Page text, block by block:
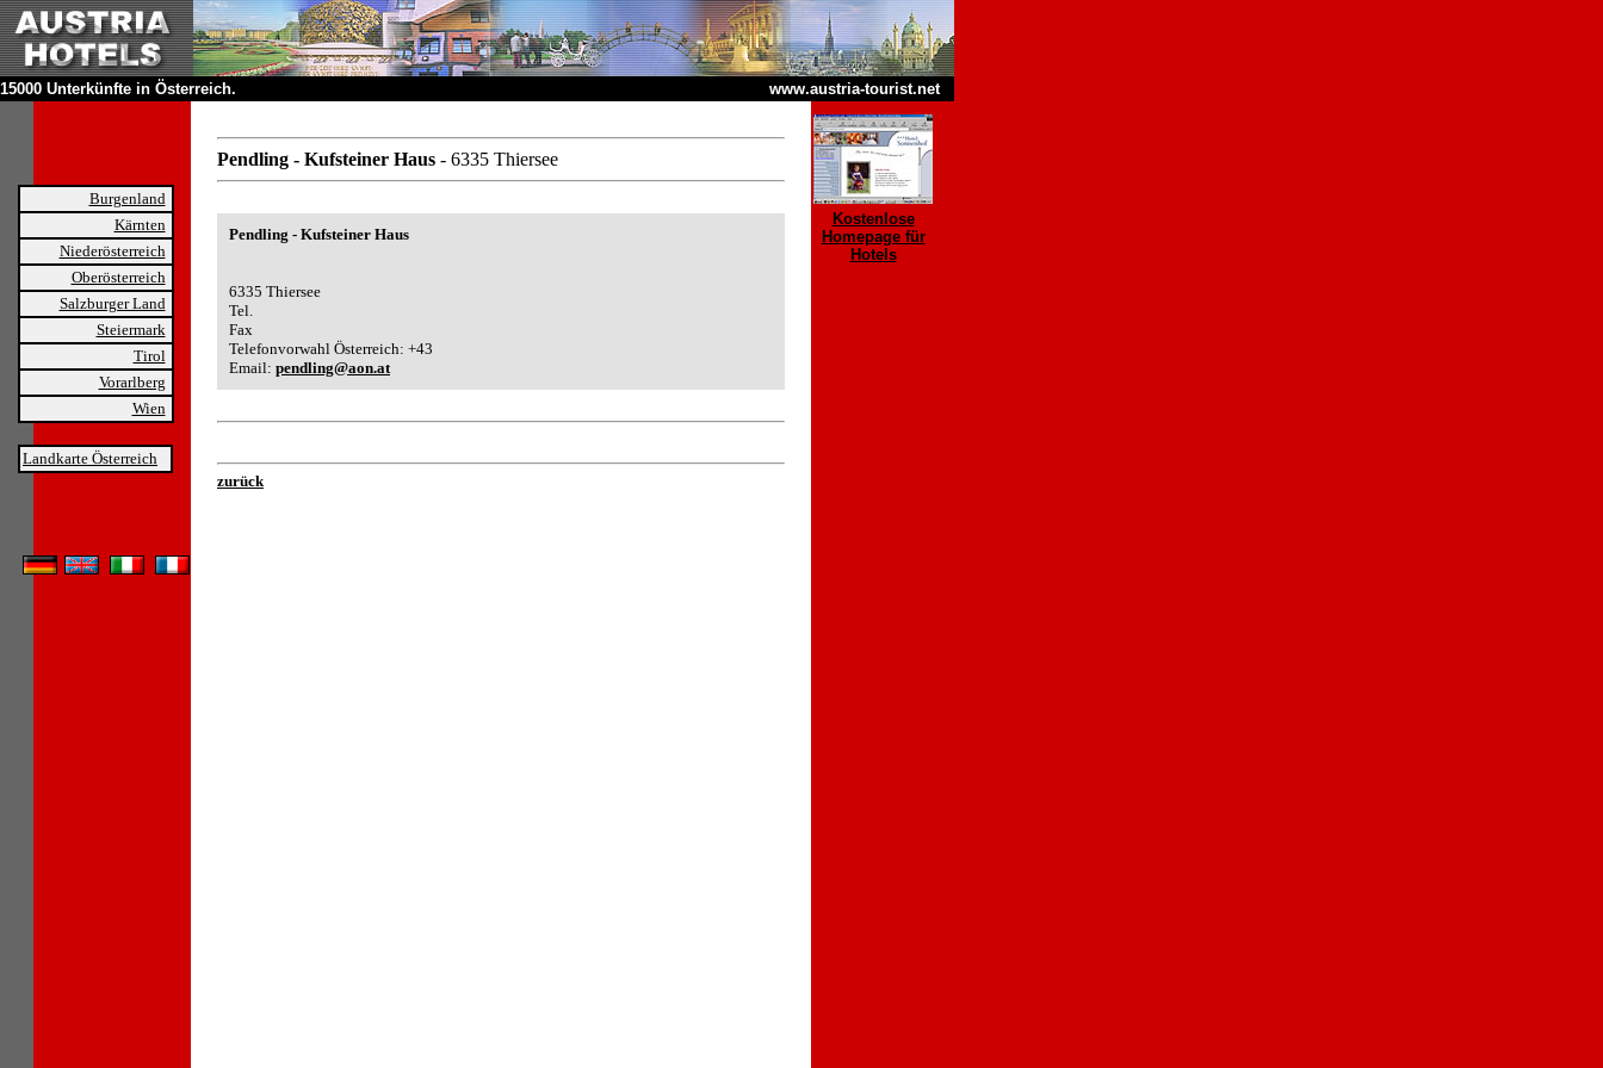
15000 Unterkünfte in Österreich. www.austria-tourist.net
Burgenland
Kärnten
Niederösterreich
Oberösterreich
Salzburger Land
Steiermark
Tirol
Vorarlberg
Wien
Landkarte Österreich
Pendling - Kufsteiner Haus - 6335 Thiersee
Pendling - Kufsteiner Haus
6335 Thiersee
Tel.
Fax
Telefonvorwahl Österreich: +43
Email: pendling@aon.at
zurück
Kostenlose
Homepage für
Hotels